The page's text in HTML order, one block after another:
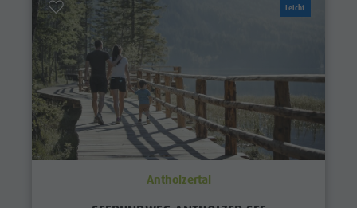
Leicht
Antholzertal